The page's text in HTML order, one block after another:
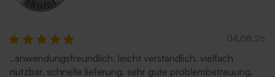
04.08.26
..anwendungsfreundlich. leicht verständlich. vielfach
nutzbar. schnelle lieferung. sehr gute problembetreuung.